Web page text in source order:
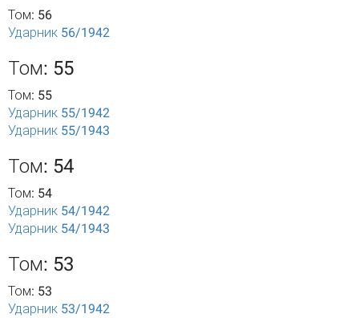
Том: 56
Ударник 56/1942
Том: 55
Том: 55
Ударник 55/1942
Ударник 55/1943
Том: 54
Том: 54
Ударник 54/1942
Ударник 54/1943
Том: 53
Том: 53
Ударник 53/1942